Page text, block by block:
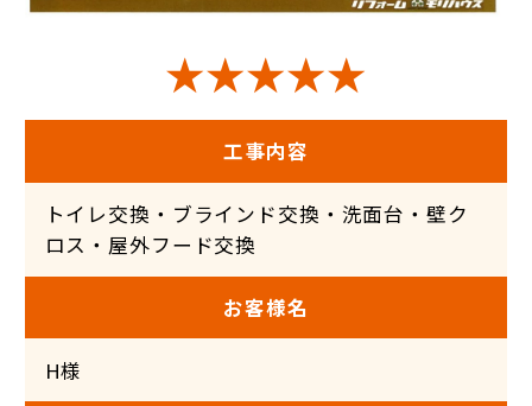
★★★★★
工事内容
トイレ交換・ブラインド交換・洗面台・壁ク
ロス・屋外フード交換
お客様名
H様